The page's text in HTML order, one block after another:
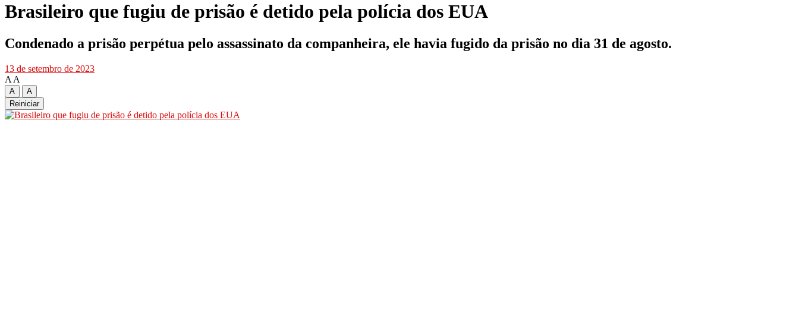
Brasileiro que fugiu de prisão é detido pela polícia dos EUA
Condenado a prisão perpétua pelo assassinato da companheira, ele havia fugido da prisão no dia 31 de agosto.
13 de setembro de 2023
A A
A
A
Reiniciar